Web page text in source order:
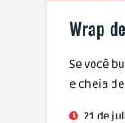
Wrap
Se você
e cheia
21 de